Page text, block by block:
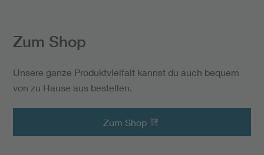
Zum Shop
Unsere ganze Produktvielfalt kannst du auch bequem
von zu Hause aus bestellen.
Zum Shop